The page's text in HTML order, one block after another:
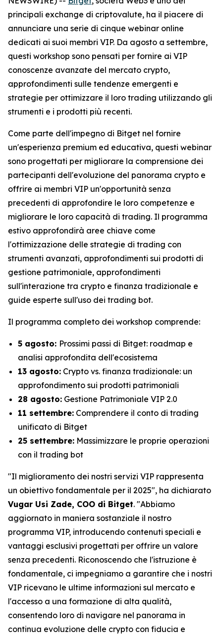
principali exchange di criptovalute, ha il piacere di
annunciare una serie di cinque webinar online
dedicati ai suoi membri VIP. Da agosto a settembre,
questi workshop sono pensati per fornire ai VIP
conoscenze avanzate del mercato crypto,
approfondimenti sulle tendenze emergenti e
strategie per ottimizzare il loro trading utilizzando gli
strumenti e i prodotti più recenti.
Come parte dell'impegno di Bitget nel fornire
un'esperienza premium ed educativa, questi webinar
sono progettati per migliorare la comprensione dei
partecipanti dell'evoluzione del panorama crypto e
offrire ai membri VIP un'opportunità senza
precedenti di approfondire le loro competenze e
migliorare le loro capacità di trading. Il programma
estivo approfondirà aree chiave come
l'ottimizzazione delle strategie di trading con
strumenti avanzati, approfondimenti sui prodotti di
gestione patrimoniale, approfondimenti
sull'interazione tra crypto e finanza tradizionale e
guide esperte sull'uso dei trading bot.
Il programma completo dei workshop comprende:
5 agosto: Prossimi passi di Bitget: roadmap e
analisi approfondita dell'ecosistema
13 agosto: Crypto vs. finanza tradizionale: un
approfondimento sui prodotti patrimoniali
28 agosto: Gestione Patrimoniale VIP 2.0
11 settembre: Comprendere il conto di trading
unificato di Bitget
25 settembre: Massimizzare le proprie operazioni
con il trading bot
"Il miglioramento dei nostri servizi VIP rappresenta
un obiettivo fondamentale per il 2025", ha dichiarato
Vugar Usi Zade, COO di Bitget. "Abbiamo
aggiornato in maniera sostanziale il nostro
programma VIP, introducendo contenuti speciali e
vantaggi esclusivi progettati per offrire un valore
senza precedenti. Riconoscendo che l'istruzione è
fondamentale, ci impegniamo a garantire che i nostri
VIP ricevano le ultime informazioni sul mercato e
l'accesso a una formazione di alta qualità,
consentendo loro di navigare nel panorama in
continua evoluzione delle crypto con fiducia e